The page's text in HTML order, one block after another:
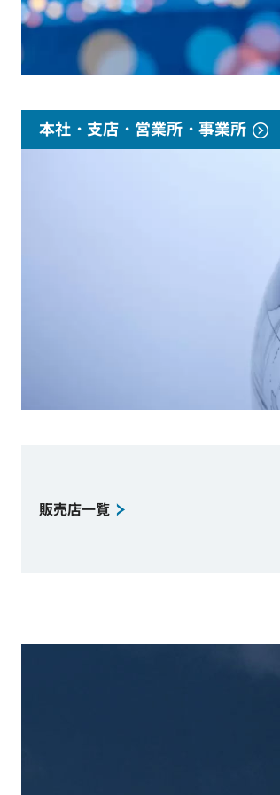
本社・支店・営業所・事業所
販売店一覧